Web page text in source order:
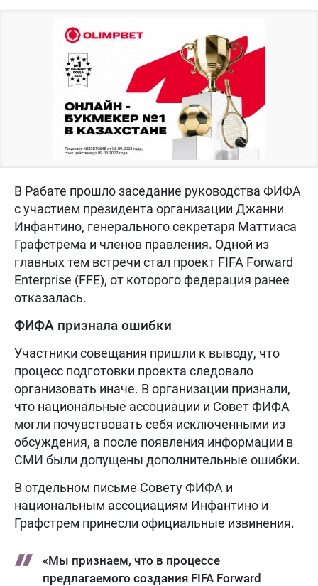
В Рабате прошло заседание руководства ФИФА
с участием президента организации Джанни
Инфантино, генерального секретаря Маттиаса
Графстрема и членов правления. Одной из
главных тем встречи стал проект FIFA Forward
Enterprise (FFE), от которого федерация ранее
отказалась.
ФИФА признала ошибки
Участники совещания пришли к выводу, что
процесс подготовки проекта следовало
организовать иначе. В организации признали,
что национальные ассоциации и Совет ФИФА
могли почувствовать себя исключенными из
обсуждения, а после появления информации в
СМИ были допущены дополнительные ошибки.
В отдельном письме Совету ФИФА и
национальным ассоциациям Инфантино и
Графстрем принесли официальные извинения.
«Мы признаем, что в процессе
предлагаемого создания FIFA Forward